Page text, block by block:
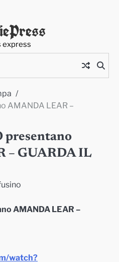
express
AMANDA LEAR –
presentano
– GUARDA IL
AMANDA LEAR –
watch?